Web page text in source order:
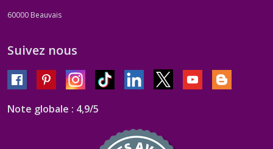
60000 Beauvais
Suivez nous
Note globale : 4,9/5